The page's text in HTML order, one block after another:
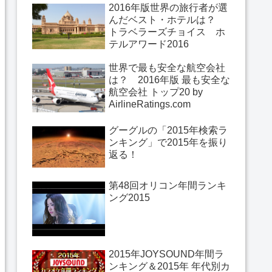
2016年版世界の旅行者が選
んだベスト・ホテルは？
トラベラーズチョイス ホ
テルアワード2016
世界で最も安全な航空会社
は？ 2016年版 最も安全な
航空会社 トップ20 by
AirlineRatings.com
グーグルの「2015年検索ラ
ンキング」で2015年を振り
返る！
第48回オリコン年間ランキ
ング2015
2015年JOYSOUND年間ラ
ンキング＆2015年 年代別カ